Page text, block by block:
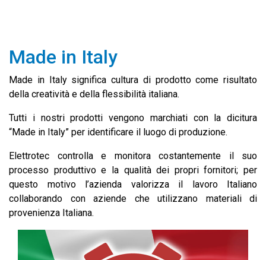
Made in Italy
Made in Italy significa cultura di prodotto come risultato
della creatività e della flessibilità italiana.
Tutti i nostri prodotti vengono marchiati con la dicitura
“Made in Italy” per identificare il luogo di produzione.
Elettrotec controlla e monitora costantemente il suo
processo produttivo e la qualità dei propri fornitori; per
questo motivo l’azienda valorizza il lavoro Italiano
collaborando con aziende che utilizzano materiali di
provenienza Italiana.